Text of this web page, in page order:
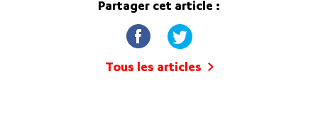
Partager cet article :
Tous les articles